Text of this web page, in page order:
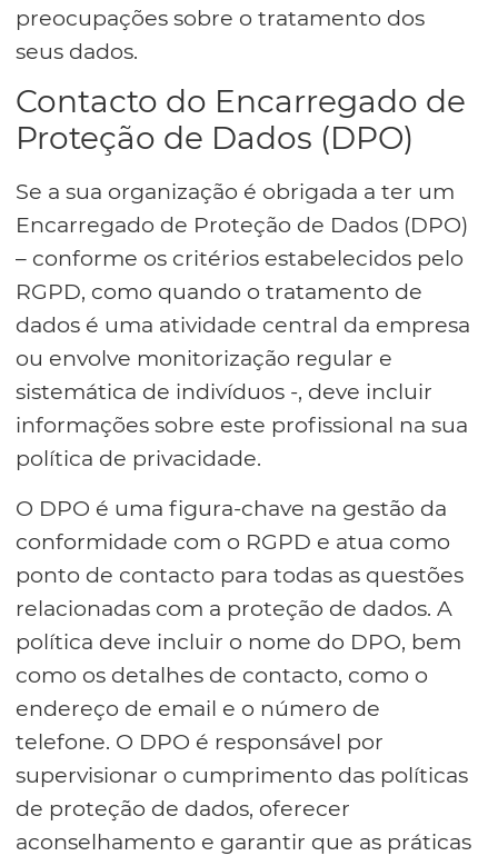
preocupações sobre o tratamento dos
seus dados.
Contacto do Encarregado de
Proteção de Dados (DPO)
Se a sua organização é obrigada a ter um
Encarregado de Proteção de Dados (DPO)
– conforme os critérios estabelecidos pelo
RGPD, como quando o tratamento de
dados é uma atividade central da empresa
ou envolve monitorização regular e
sistemática de indivíduos -, deve incluir
informações sobre este profissional na sua
política de privacidade.
O DPO é uma figura-chave na gestão da
conformidade com o RGPD e atua como
ponto de contacto para todas as questões
relacionadas com a proteção de dados. A
política deve incluir o nome do DPO, bem
como os detalhes de contacto, como o
endereço de email e o número de
telefone. O DPO é responsável por
supervisionar o cumprimento das políticas
de proteção de dados, oferecer
aconselhamento e garantir que as práticas